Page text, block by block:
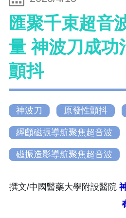
匯聚千束超音
量 神波刀成功
顫抖
神波刀 原發性顫抖
經顱磁振導航聚焦超音波
磁振造影導航聚焦超音波
撰文/中國醫藥大學附設醫院